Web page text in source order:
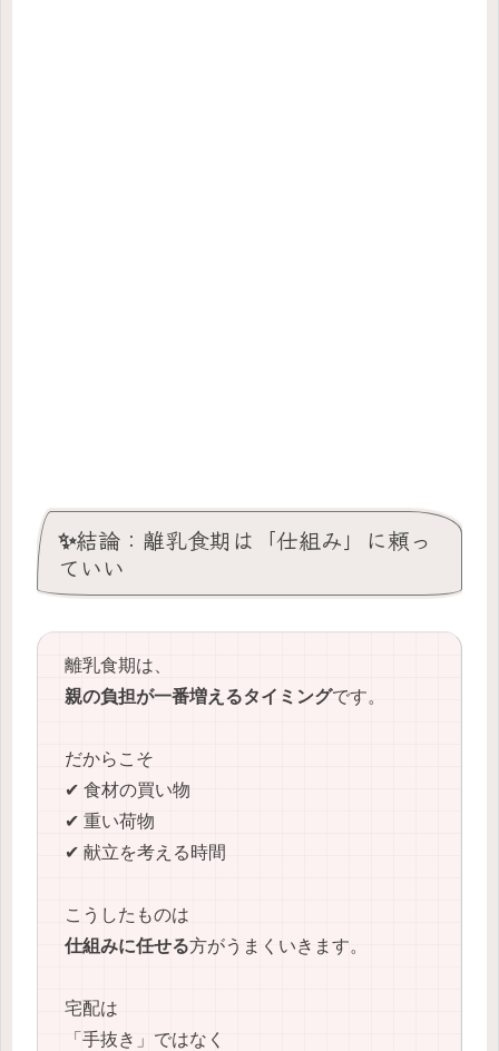
✨結論：離乳食期は「仕組み」に頼っ
ていい
離乳食期は、
親の負担が一番増えるタイミングです。
だからこそ
✔ 食材の買い物
✔ 重い荷物
✔ 献立を考える時間
こうしたものは
仕組みに任せる方がうまくいきます。
宅配は
「手抜き」ではなく